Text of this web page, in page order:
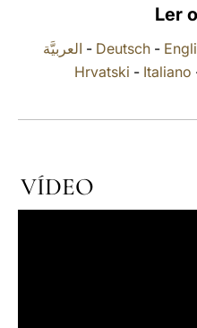
Ler
العربيَّة - Deutsch-
Hrvatski - Italiano
VÍDEO